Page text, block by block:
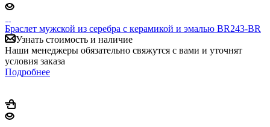
Браслет мужской из серебра с керамикой и эмалью BR243-BR
Узнать стоимость и наличие
Наши менеджеры обязательно свяжутся с вами и уточнят
условия заказа
Подробнее